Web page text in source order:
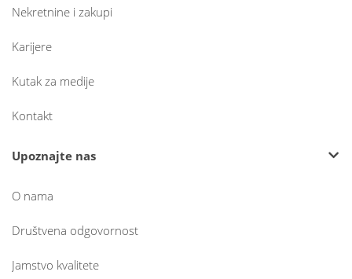
Nekretnine i zakupi
Karijere
Kutak za medije
Kontakt
Upoznajte nas
O nama
Društvena odgovornost
Jamstvo kvalitete